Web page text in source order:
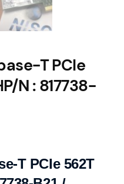
T PCIe
N : 817738-
T PCIe 562T